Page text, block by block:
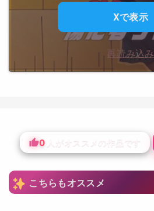
Xで表示
再読み込み
0 人がオススメの作品です
こちらもオススメ